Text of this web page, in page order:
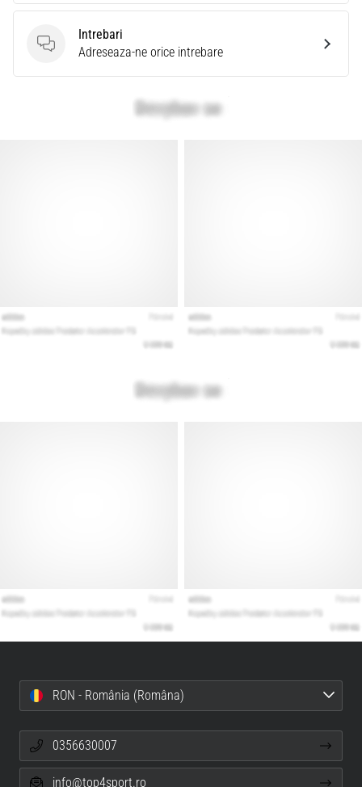
Intrebari
Intrebari
Adreseaza-ne orice intrebare
RON - România (Româna)
0356630007
info@top4sport.ro